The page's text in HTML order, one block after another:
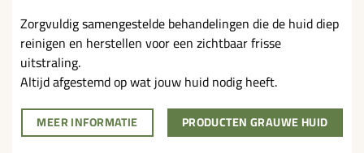
Zorgvuldig samengestelde behandelingen die de huid diep
reinigen en herstellen voor een zichtbaar frisse
uitstraling.
Altijd afgestemd op wat jouw huid nodig heeft.
MEER INFORMATIE PRODUCTEN GRAUWE HUID